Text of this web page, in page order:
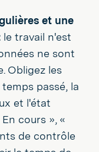
et une
le travail n'est
ne sont
Obligez les
passé, la
et l'état
cours », «
de contrôle